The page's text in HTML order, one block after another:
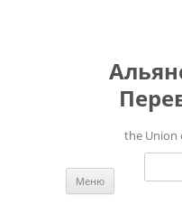
the Union
Меню